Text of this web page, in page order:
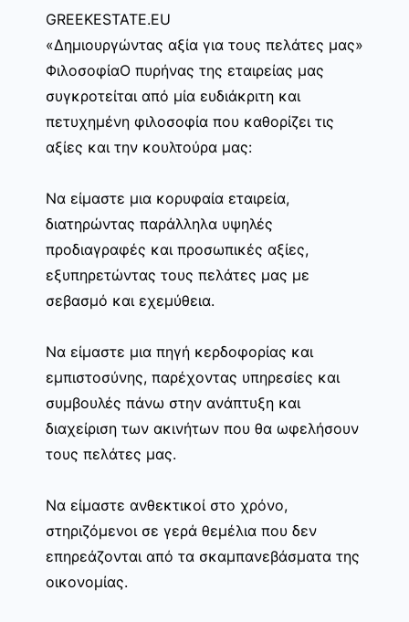
GREEKESTATE.EU
«Δημιουργώντας αξία για τους πελάτες μας»
ΦιλοσοφίαΟ πυρήνας της εταιρείας μας
συγκροτείται από μία ευδιάκριτη και
πετυχημένη φιλοσοφία που καθορίζει τις
αξίες και την κουλτούρα μας:
Να είμαστε μια κορυφαία εταιρεία,
διατηρώντας παράλληλα υψηλές
προδιαγραφές και προσωπικές αξίες,
εξυπηρετώντας τους πελάτες μας με
σεβασμό και εχεμύθεια.
Να είμαστε μια πηγή κερδοφορίας και
εμπιστοσύνης, παρέχοντας υπηρεσίες και
συμβουλές πάνω στην ανάπτυξη και
διαχείριση των ακινήτων που θα ωφελήσουν
τους πελάτες μας.
Να είμαστε ανθεκτικοί στο χρόνο,
στηριζόμενοι σε γερά θεμέλια που δεν
επηρεάζονται από τα σκαμπανεβάσματα της
οικονομίας.